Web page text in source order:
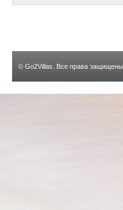
© Go2Villas . Все права защищены.